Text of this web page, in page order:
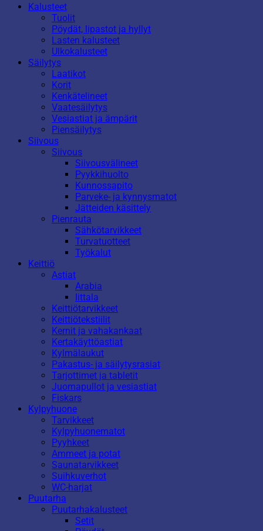
Kalusteet
Tuolit
Pöydät, lipastot ja hyllyt
Lasten kalusteet
Ulkokalusteet
Säilytys
Laatikot
Korit
Kenkätelineet
Vaatesäilytys
Vesiastiat ja ämpärit
Piensäilytys
Siivous
Siivous
Siivousvälineet
Pyykkihuolto
Kunnossapito
Parveke- ja kynnysmatot
Jätteiden käsittely
Pienrauta
Sähkötarvikkeet
Turvatuotteet
Työkalut
Keittiö
Astiat
Arabia
Iittala
Keittiötarvikkeet
Keittiötekstiilit
Kernit ja vahakankaat
Kertakäyttöastiat
Kylmälaukut
Pakastus- ja säilytysrasiat
Tarjottimet ja tabletit
Juomapullot ja vesiastiat
Fiskars
Kylpyhuone
Tarvikkeet
Kylpyhuonematot
Pyyhkeet
Ammeet ja potat
Saunatarvikkeet
Suihkuverhot
WC-harjat
Puutarha
Puutarhakalusteet
Setit